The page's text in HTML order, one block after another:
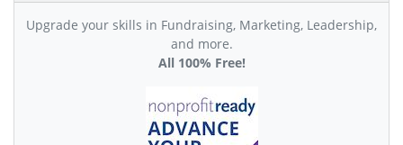
Upgrade your skills in Fundraising, Marketing, Leadership,
and more.
All 100% Free!